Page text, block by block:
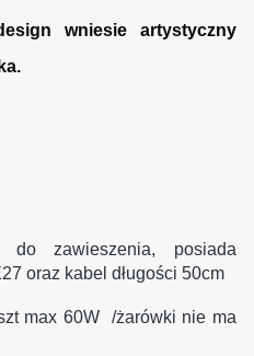
wniesie artystyczny
zawieszenia, posiada
oraz kabel długości 50cm
max 60W /żarówki nie ma